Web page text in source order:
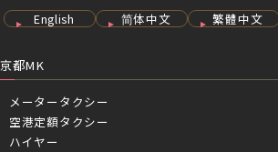
English 简体中文 繁體中文
京都MK
メータータクシー
空港定額タクシー
ハイヤー